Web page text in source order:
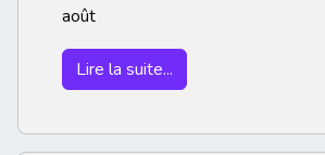
août
Lire la suite...